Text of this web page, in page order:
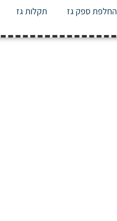
החלפת ספק גז תקלות גז